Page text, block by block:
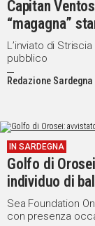
UNISCITI
WHATSAPP
Social
Capitan
“magagna”
L’inviato di
pubblico
Redazione Sardegna
IN SARDEGNA
Golfo di
individuo di
Sea Foundation
con presenza